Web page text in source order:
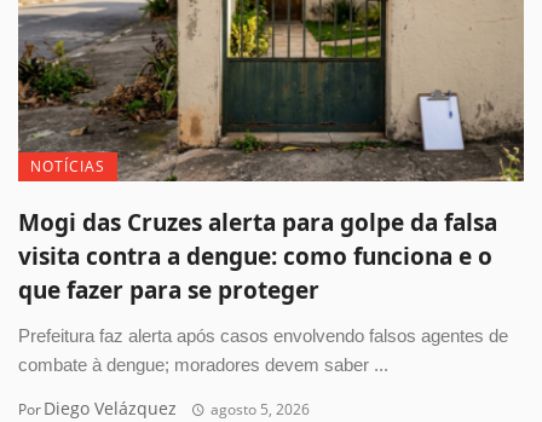
NOTÍCIAS
Mogi das Cruzes alerta para golpe da falsa
visita contra a dengue: como funciona e o
que fazer para se proteger
Prefeitura faz alerta após casos envolvendo falsos agentes de
combate à dengue; moradores devem saber ...
PorDiego Velázquez agosto 5, 2026